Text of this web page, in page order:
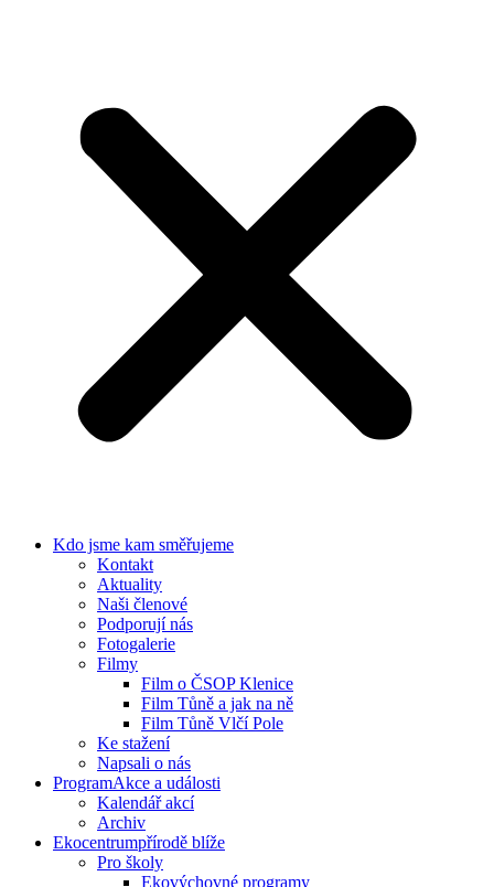
Kdo jsme kam směřujeme
Kontakt
Aktuality
Naši členové
Podporují nás
Fotogalerie
Filmy
Film o ČSOP Klenice
Film Tůně a jak na ně
Film Tůně Vlčí Pole
Ke stažení
Napsali o nás
ProgramAkce a události
Kalendář akcí
Archiv
Ekocentrumpřírodě blíže
Pro školy
Ekovýchovné programy